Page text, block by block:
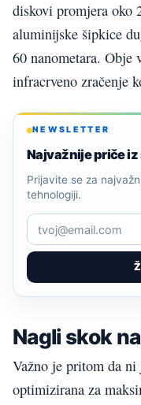
diskovi promjera oko
aluminijske šipkice
60 nanometara. Obje
infracrveno zračenje
NEWSLETTER
Najvažnije priče
Prijavite se za
tehnologiji.
Nagli skok
Važno je pritom da
optimizirana za